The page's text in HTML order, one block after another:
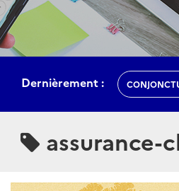
Dernièrement :
assurance-